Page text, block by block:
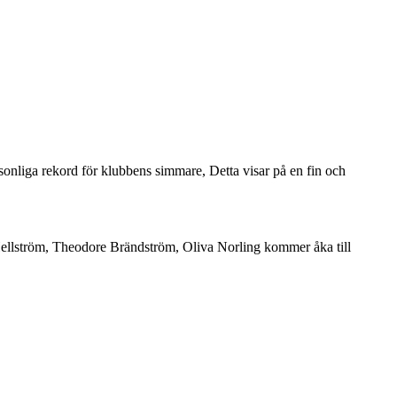
rekord för klubbens simmare, Detta visar på en fin och
Theodore Brändström, Oliva Norling kommer åka till